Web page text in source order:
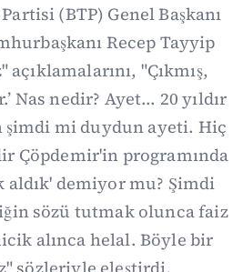
(BTP) Genel Başkanı
Recep Tayyip
"Çıkmış,
Nas nedir? Ayet... 20 yıldır
mi duydun ayeti. Hiç
Çöpdemir'in programında
demiyor mu? Şimdi
sözü tutmak olunca faiz
alınca helal. Böyle bir